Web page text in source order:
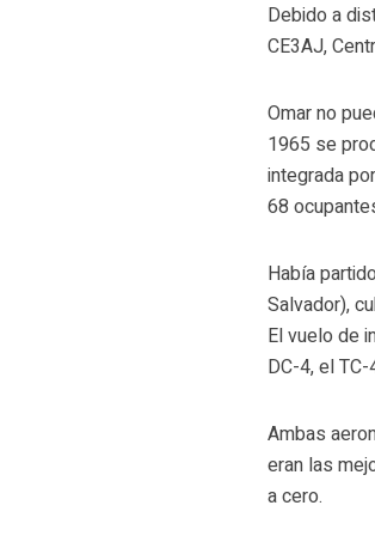
Debido a
CE3AJ,
Omar no
1965 se
integrada
68
Había
Salvador),
El vuelo de
DC-4, el
Ambas
eran las
a cero.